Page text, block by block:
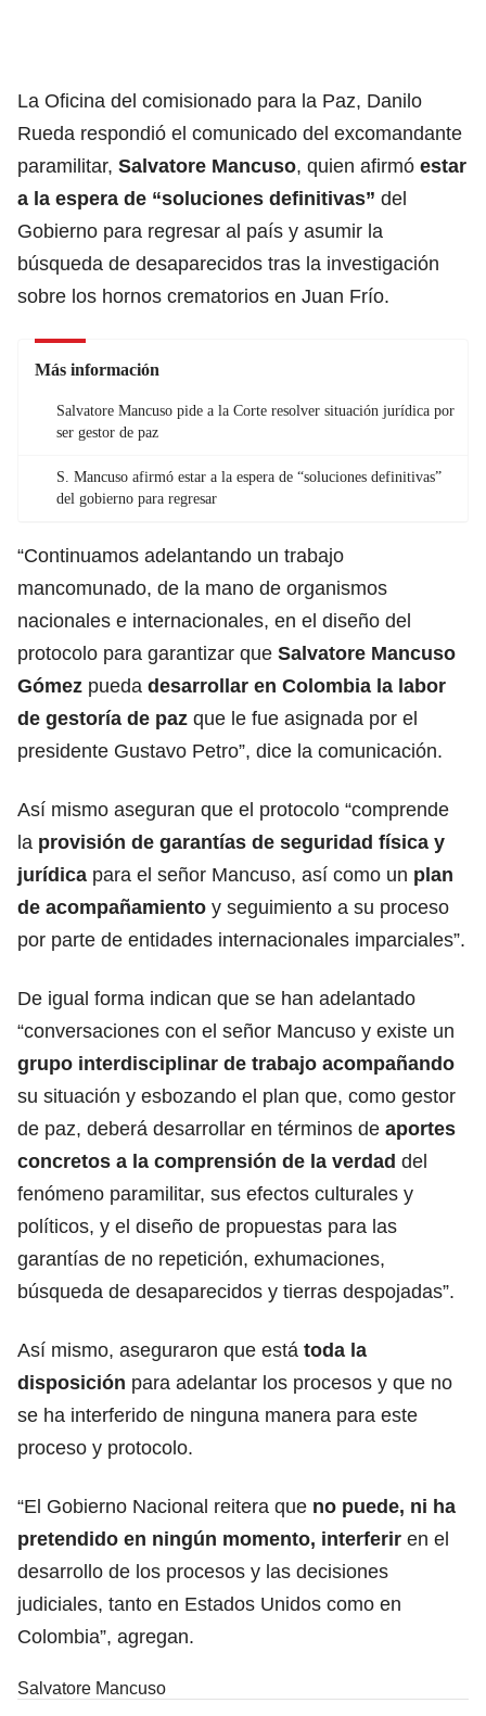
La Oficina del comisionado para la Paz, Danilo
Rueda respondió el comunicado del excomandante
paramilitar, Salvatore Mancuso, quien afirmó estar
a la espera de “soluciones definitivas” del
Gobierno para regresar al país y asumir la
búsqueda de desaparecidos tras la investigación
sobre los hornos crematorios en Juan Frío.
Más información
Salvatore Mancuso pide a la Corte resolver situación jurídica por
ser gestor de paz
S. Mancuso afirmó estar a la espera de “soluciones definitivas”
del gobierno para regresar
“Continuamos adelantando un trabajo
mancomunado, de la mano de organismos
nacionales e internacionales, en el diseño del
protocolo para garantizar que Salvatore Mancuso
Gómez pueda desarrollar en Colombia la labor
de gestoría de paz que le fue asignada por el
presidente Gustavo Petro”, dice la comunicación.
Así mismo aseguran que el protocolo “comprende
la provisión de garantías de seguridad física y
jurídica para el señor Mancuso, así como un plan
de acompañamiento y seguimiento a su proceso
por parte de entidades internacionales imparciales”.
De igual forma indican que se han adelantado
“conversaciones con el señor Mancuso y existe un
grupo interdisciplinar de trabajo acompañando
su situación y esbozando el plan que, como gestor
de paz, deberá desarrollar en términos de aportes
concretos a la comprensión de la verdad del
fenómeno paramilitar, sus efectos culturales y
políticos, y el diseño de propuestas para las
garantías de no repetición, exhumaciones,
búsqueda de desaparecidos y tierras despojadas”.
Así mismo, aseguraron que está toda la
disposición para adelantar los procesos y que no
se ha interferido de ninguna manera para este
proceso y protocolo.
“El Gobierno Nacional reitera que no puede, ni ha
pretendido en ningún momento, interferir en el
desarrollo de los procesos y las decisiones
judiciales, tanto en Estados Unidos como en
Colombia”, agregan.
Salvatore Mancuso